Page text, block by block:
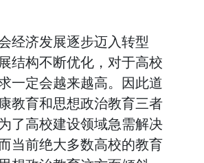
经济发展逐步迈入转型
结构不断优化，对于高校
一定会越来越高。因此道
教育和思想政治教育三者
了高校建设领域急需解决
当前绝大多数高校的教育